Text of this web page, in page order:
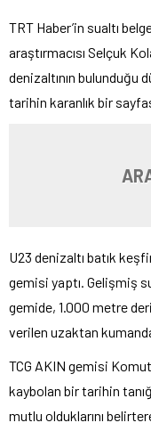
TRT Haber’in sualtı
araştırmacısı Selçuk
denizaltının bulunduğu
tarihin karanlık bir
U23 denizaltı batık
gemisi yaptı. Gelişmiş
gemide, 1.000 metre
verilen uzaktan
TCG AKIN gemisi
kaybolan bir tarihin
mutlu olduklarını